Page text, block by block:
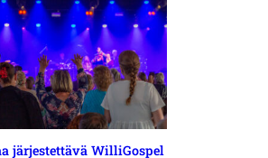
järjestettävä WilliGospel